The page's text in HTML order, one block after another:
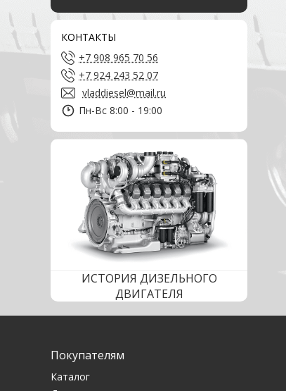
КОНТАКТЫ
+7 908 965 70 56
+7 924 243 52 07
vladdiesel@mail.ru
Пн-Вс 8:00 - 19:00
ИСТОРИЯ ДИЗЕЛЬНОГО
ДВИГАТЕЛЯ
Покупателям
Каталог